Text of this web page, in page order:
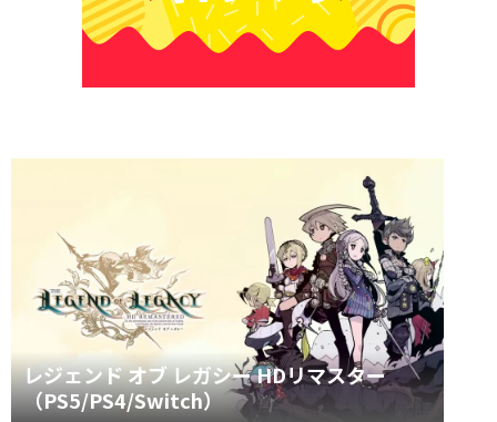
レジェンド オブ レガシー HDリマスター
（PS5/PS4/Switch）